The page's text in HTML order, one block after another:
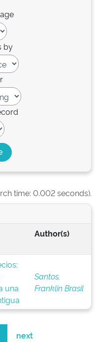
by
time: 0.002 seconds).
Author(s)
una
Santos,
Franklin Brasil
next